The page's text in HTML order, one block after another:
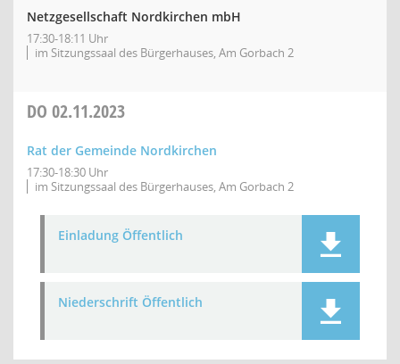
Netzgesellschaft Nordkirchen mbH
17:30-18:11 Uhr
im Sitzungssaal des Bürgerhauses, Am Gorbach 2
DO 02.11.2023
Rat der Gemeinde Nordkirchen
17:30-18:30 Uhr
im Sitzungssaal des Bürgerhauses, Am Gorbach 2
Einladung Öffentlich
Niederschrift Öffentlich